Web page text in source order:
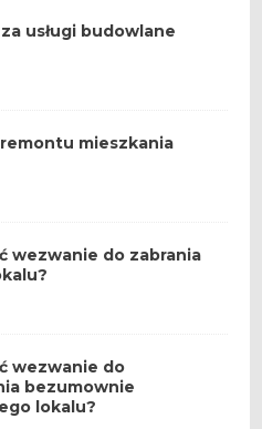
usługi budowlane
mieszkania
wezwanie do zabrania
wezwanie do
bezumownie
lokalu?